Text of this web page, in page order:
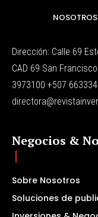
NOSOTROS
Dirección: Calle 69
CAD 69 San
3973100 +507
Negocios &
Sobre Nosotros
Soluciones de